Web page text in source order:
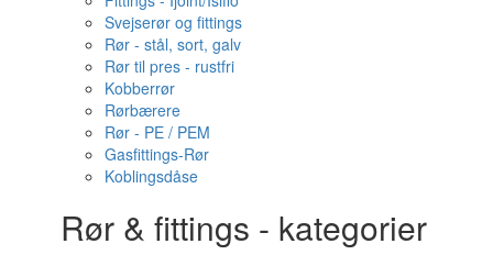
Svejserør og fittings
Rør - stål, sort, galv
Rør til pres - rustfri
Kobberrør
Rørbærere
Rør - PE / PEM
Gasfittings-Rør
Koblingsdåse
Rør & fittings - kategorier